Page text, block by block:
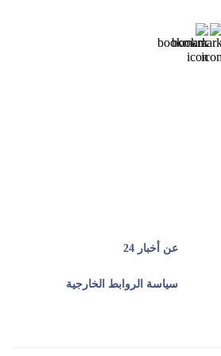
عن أخبار 24
سياسة الروابط الخارجية